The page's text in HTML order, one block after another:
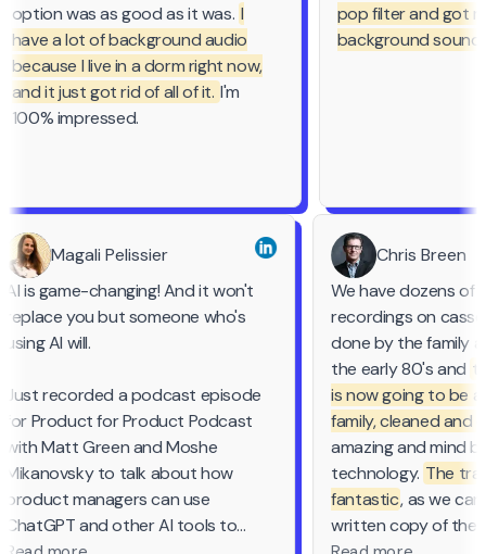
option was as good as it was.I
have a lot of background audio
because I live in a dorm right now,
and it just got rid of all of it.I'm
100% impressed.
pop filter and got
background
Magali Pelissier
AI is game-changing! And it won't
replace you but someone who's
using AI will.
Just recorded a podcast episode
for Product for Product Podcast
with Matt Green and Moshe
Mikanovsky to talk about how
product managers can use
ChatGPT and other AI tools to
Chris Breen
We have dozens
recordings on
done by the family
the early 80's and
is now going to be
family, cleaned
amazing and mind
technology.The
fantastic , as we
written copy of the